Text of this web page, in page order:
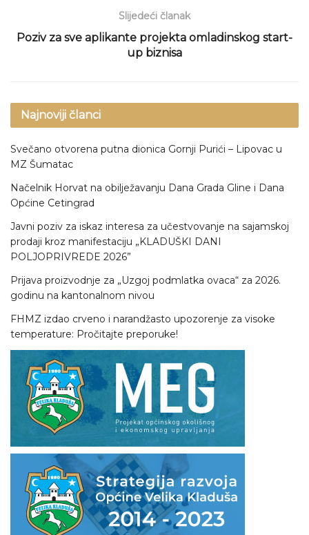
Slijedeći članak
Poziv za sve aplikante projekta omladinskog start-
up biznisa
Najnoviji članci
Svečano otvorena putna dionica Gornji Purići – Lipovac u
MZ Šumatac
Načelnik Horvat na obilježavanju Dana Grada Gline i Dana
Općine Cetingrad
Javni poziv za iskaz interesa za učestvovanje na sajamskoj
prodaji kroz manifestaciju „KLADUŠKI DANI
POLJOPRIVREDE 2026”
Prijava proizvodnje za „Uzgoj podmlatka ovaca“ za 2026.
godinu na kantonalnom nivou
FHMZ izdao crveno i narandžasto upozorenje za visoke
temperature: Pročitajte preporuke!